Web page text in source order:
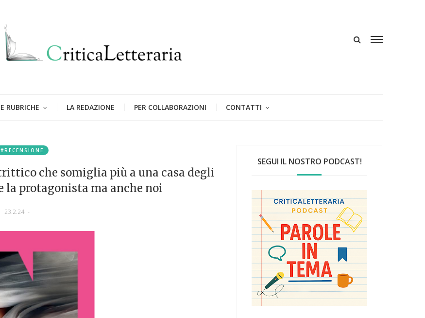
RUBRICHE LA REDAZIONE PER COLLABORAZIONI CONTATTI
#RECENSIONE
che somiglia più a una casa degli
la protagonista ma anche noi
23.2.24 -
SEGUI IL NOSTRO PODCAST!